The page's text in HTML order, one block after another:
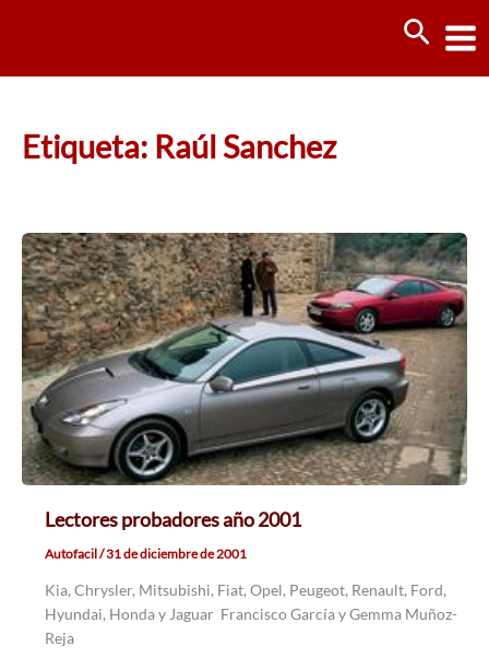
Etiqueta: Raúl Sanchez
Lectores probadores año 2001
Autofacil/31 de diciembre de 2001
Kia, Chrysler, Mitsubishi, Fiat, Opel, Peugeot, Renault, Ford,
Hyundai, Honda y Jaguar Francisco García y Gemma Muñoz-
Reja